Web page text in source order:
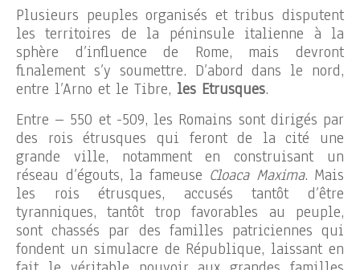
Plusieurs peuples organisés et tribus disputent
les territoires de la péninsule italienne à la
sphère d’influence de Rome, mais devront
finalement s’y soumettre. D’abord dans le nord,
entre l’Arno et le Tibre, les Etrusques.
Entre – 550 et -509, les Romains sont dirigés par
des rois étrusques qui feront de la cité une
grande ville, notamment en construisant un
réseau d’égouts, la fameuse Cloaca Maxima. Mais
les rois étrusques, accusés tantôt d’être
tyranniques, tantôt trop favorables au peuple,
sont chassés par des familles patriciennes qui
fondent un simulacre de République, laissant en